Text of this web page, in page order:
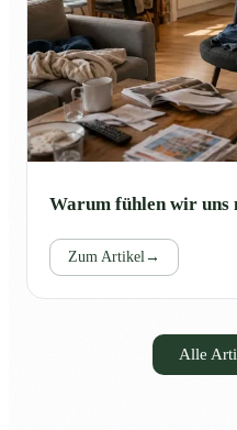
Warum fühlen wir uns
Zum Artikel→
Alle